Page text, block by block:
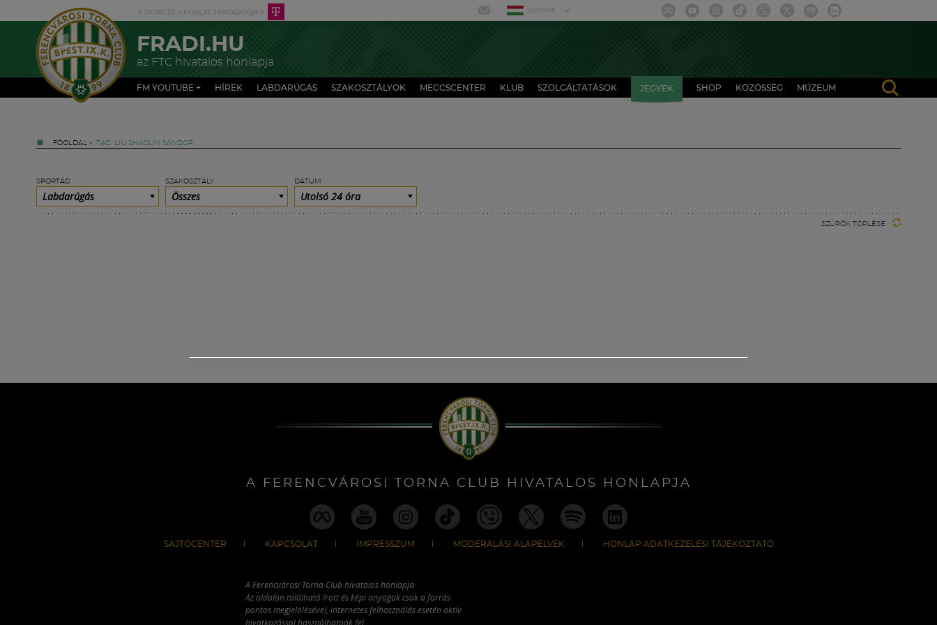
MAGYAR
FRADI.HU
az FTC hivatalos honlapja
FM YOUTUBE + HÍREK LABDARÚGÁS SZAKOSZTÁLYOK MECCSCENTER KLUB SZOLGÁLTATÁSOK JEGYEK SHOP KÖZÖSSÉG MÚZEUM
FŐOLDAL » TAG: LIU SHAOLIN SÁNDOR
SPORTÁG
Labdarúgás
SZAKOSZTÁLY
Összes
DÁTUM
Utolsó 24 óra
SZŰRŐK TÖRLÉSE
A FERENCVÁROSI TORNA CLUB HIVATALOS HONLAPJA
SAJTÓCENTER KAPCSOLAT IMPRESSZUM MODERÁLÁSI ALAPELVEK HONLAP ADATKEZELÉSI TÁJÉKOZTATÓ
A Ferencvárosi Torna Club hivatalos honlapja
Az oldalon található írott és képi anyagok csak a forrás
pontos megjelölésével, internetes felhasználás esetén aktív
hivatkozással használhatóak fel.